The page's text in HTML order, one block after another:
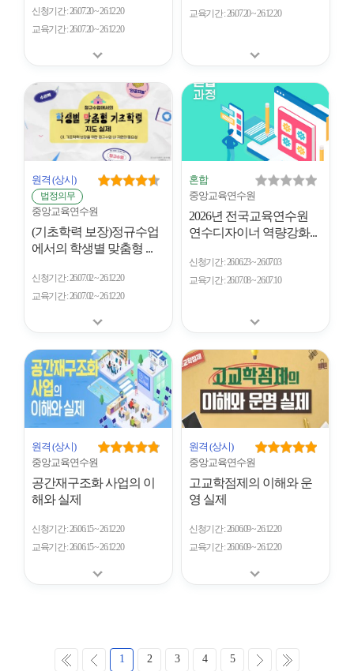
신청기간 26.07.20 ~ 26.12.20
교육기간 26.07.20 ~ 26.12.20
교육기간 26.07.20 ~ 26.12.20
원격 (상시)
법정의무
중앙교육연수원
(기초학력 보장)정규수업
에서의 학생별 맞춤형 ...
신청기간 26.07.02 ~ 26.12.20
교육기간 26.07.02 ~ 26.12.20
혼합
중앙교육연수원
2026년 전국교육연수원
연수디자이너 역량강화...
신청기간 26.06.23 ~ 26.07.03
교육기간 26.07.08 ~ 26.07.10
원격 (상시)
중앙교육연수원
공간재구조화 사업의 이
해와 실제
신청기간 26.06.15 ~ 26.12.20
교육기간 26.06.15 ~ 26.12.20
원격 (상시)
중앙교육연수원
고교학점제의 이해와 운
영 실제
신청기간 26.06.09 ~ 26.12.20
교육기간 26.06.09 ~ 26.12.20
처 이 1 2 3 4 5 다 마